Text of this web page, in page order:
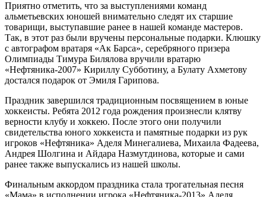
Приятно отметить, что за выступлениями команд
альметьевских юношей внимательно следят их старшие
товарищи, выступавшие ранее в нашей команде мастеров.
Так, в этот раз были вручены персональные подарки. Клюшку
с автографом вратаря «Ак Барса», серебряного призера
Олимпиады Тимура Билялова вручили вратарю
«Нефтяника-2007» Кириллу Субботину, а Булату Ахметову
достался подарок от Эмиля Гарипова.
Праздник завершился традиционным посвящением в юные
хоккеисты. Ребята 2012 года рождения произнесли клятву
верности клубу и хоккею. После этого они получили
свидетельства юного хоккеиста и памятные подарки из рук
игроков «Нефтяника» Аделя Минегалиева, Михаила Фадеева,
Андрея Шолгина и Айдара Назмутдинова, которые и сами
ранее также выпускались из нашей школы.
Финальным аккордом праздника стала трогательная песня